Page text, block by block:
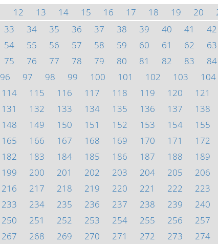
12 13 14 15 16 17 18 19 20
33 34 35 36 37 38 39 40 41 42
54 55 56 57 58 59 60 61 62 63
75 76 77 78 79 80 81 82 83 84
96 97 98 99 100 101 102 103 104
114 115 116 117 118 119 120 121
131 132 133 134 135 136 137 138
148 149 150 151 152 153 154 155
165 166 167 168 169 170 171 172
182 183 184 185 186 187 188 189
199 200 201 202 203 204 205 206
216 217 218 219 220 221 222 223
233 234 235 236 237 238 239 240
250 251 252 253 254 255 256 257
267 268 269 270 271 272 273 274